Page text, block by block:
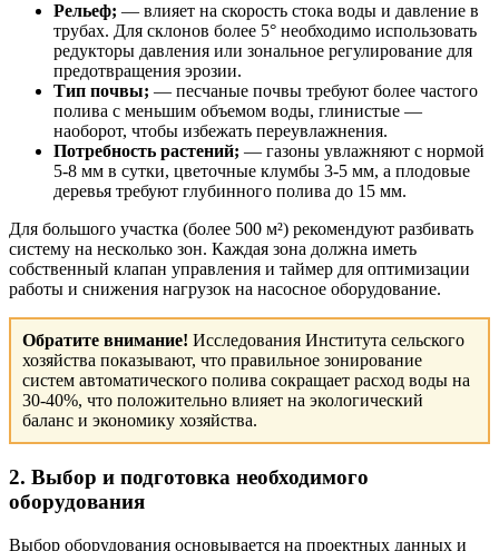
Рельеф; — влияет на скорость стока воды и давление в
трубах. Для склонов более 5° необходимо использовать
редукторы давления или зональное регулирование для
предотвращения эрозии.
Тип почвы; — песчаные почвы требуют более частого
полива с меньшим объемом воды, глинистые —
наоборот, чтобы избежать переувлажнения.
Потребность растений; — газоны увлажняют с нормой
5-8 мм в сутки, цветочные клумбы 3-5 мм, а плодовые
деревья требуют глубинного полива до 15 мм.
Для большого участка (более 500 м²) рекомендуют разбивать
систему на несколько зон. Каждая зона должна иметь
собственный клапан управления и таймер для оптимизации
работы и снижения нагрузок на насосное оборудование.
Обратите внимание! Исследования Института сельского
хозяйства показывают, что правильное зонирование
систем автоматического полива сокращает расход воды на
30-40%, что положительно влияет на экологический
баланс и экономику хозяйства.
2. Выбор и подготовка необходимого
оборудования
Выбор оборудования основывается на проектных данных и